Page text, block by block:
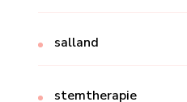
salland
stemtherapie